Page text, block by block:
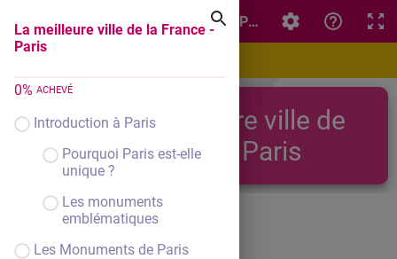
La meilleure ville de la France -
Paris
0% ACHEVÉ
Introduction à Paris
Pourquoi Paris est-elle
unique ?
Les monuments
emblématiques
Les Monuments de Paris
La meilleure ville de la France - Paris
La meilleure ville de
la France - Paris